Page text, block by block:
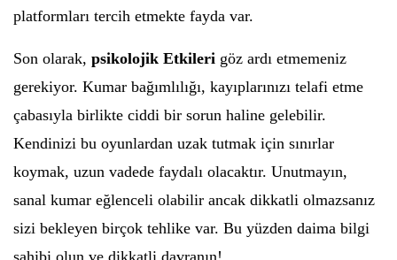
platformları tercih etmekte fayda var.
Son olarak, psikolojik Etkileri göz ardı etmemeniz
gerekiyor. Kumar bağımlılığı, kayıplarınızı telafi etme
çabasıyla birlikte ciddi bir sorun haline gelebilir.
Kendinizi bu oyunlardan uzak tutmak için sınırlar
koymak, uzun vadede faydalı olacaktır. Unutmayın,
sanal kumar eğlenceli olabilir ancak dikkatli olmazsanız
sizi bekleyen birçok tehlike var. Bu yüzden daima bilgi
sahibi olun ve dikkatli davranın!